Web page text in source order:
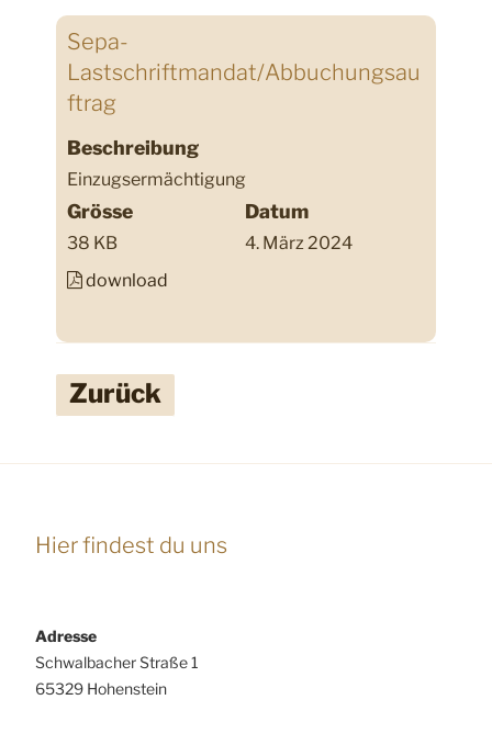
Sepa-
Lastschriftmandat/Abbuchungsau
ftrag
Beschreibung
Einzugsermächtigung
Grösse
38 KB
Datum
4. März 2024
download
Zurück
Hier findest du uns
Adresse
Schwalbacher Straße 1
65329 Hohenstein